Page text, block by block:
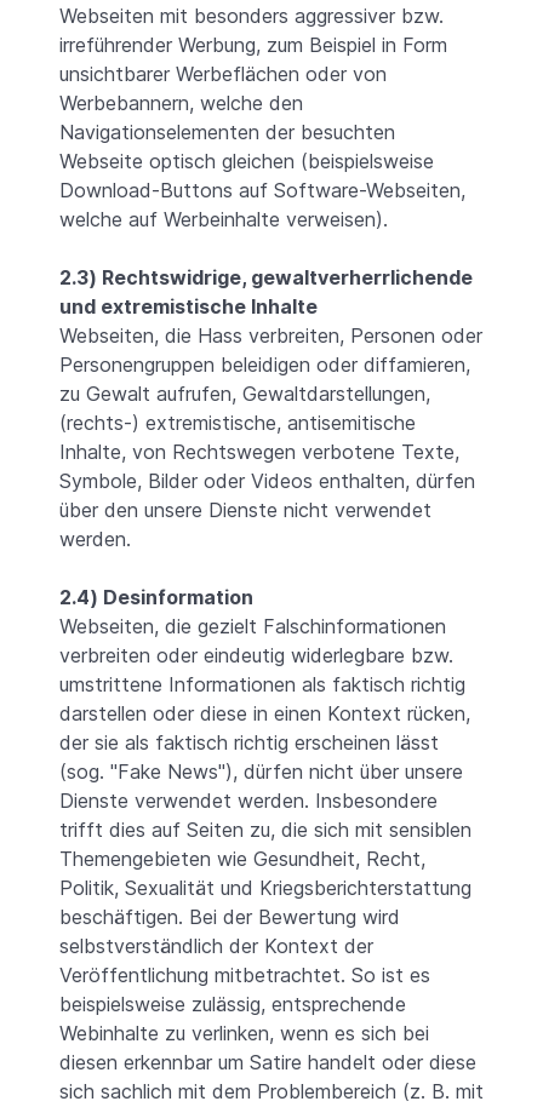
Webseiten mit besonders aggressiver bzw.
irreführender Werbung, zum Beispiel in Form
unsichtbarer Werbeflächen oder von
Werbebannern, welche den
Navigationselementen der besuchten
Webseite optisch gleichen (beispielsweise
Download-Buttons auf Software-Webseiten,
welche auf Werbeinhalte verweisen).
2.3) Rechtswidrige, gewaltverherrlichende
und extremistische Inhalte
Webseiten, die Hass verbreiten, Personen oder
Personengruppen beleidigen oder diffamieren,
zu Gewalt aufrufen, Gewaltdarstellungen,
(rechts-) extremistische, antisemitische
Inhalte, von Rechtswegen verbotene Texte,
Symbole, Bilder oder Videos enthalten, dürfen
über den unsere Dienste nicht verwendet
werden.
2.4) Desinformation
Webseiten, die gezielt Falschinformationen
verbreiten oder eindeutig widerlegbare bzw.
umstrittene Informationen als faktisch richtig
darstellen oder diese in einen Kontext rücken,
der sie als faktisch richtig erscheinen lässt
(sog. "Fake News"), dürfen nicht über unsere
Dienste verwendet werden. Insbesondere
trifft dies auf Seiten zu, die sich mit sensiblen
Themengebieten wie Gesundheit, Recht,
Politik, Sexualität und Kriegsberichterstattung
beschäftigen. Bei der Bewertung wird
selbstverständlich der Kontext der
Veröffentlichung mitbetrachtet. So ist es
beispielsweise zulässig, entsprechende
Webinhalte zu verlinken, wenn es sich bei
diesen erkennbar um Satire handelt oder diese
sich sachlich mit dem Problembereich (z. B. mit